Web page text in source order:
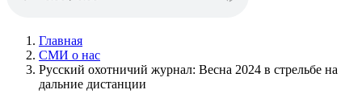
Главная
СМИ о нас
Русский охотничий журнал: Весна 2024 в стрельбе на
дальние дистанции